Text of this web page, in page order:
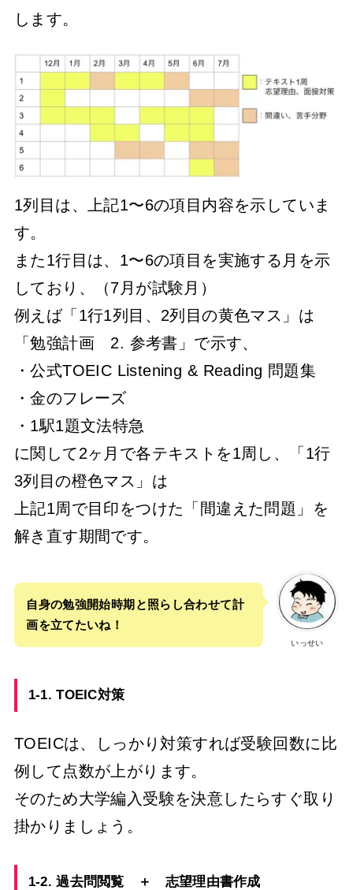
します。
1列目は、上記1〜6の項目内容を示していま
す。
また1行目は、1〜6の項目を実施する月を示
しており、（7月が試験月）
例えば「1行1列目、2列目の黄色マス」は
「勉強計画 2. 参考書」で示す、
・公式TOEIC Listening & Reading 問題集
・金のフレーズ
・1駅1題文法特急
に関して2ヶ月で各テキストを1周し、「1行
3列目の橙色マス」は
上記1周で目印をつけた「間違えた問題」を
解き直す期間です。
いっせい
自身の勉強開始時期と照らし合わせて計
画を立てたいね！
1-1. TOEIC対策
TOEICは、しっかり対策すれば受験回数に比
例して点数が上がります。
そのため大学編入受験を決意したらすぐ取り
掛かりましょう。
1-2. 過去問閲覧 ＋ 志望理由書作成